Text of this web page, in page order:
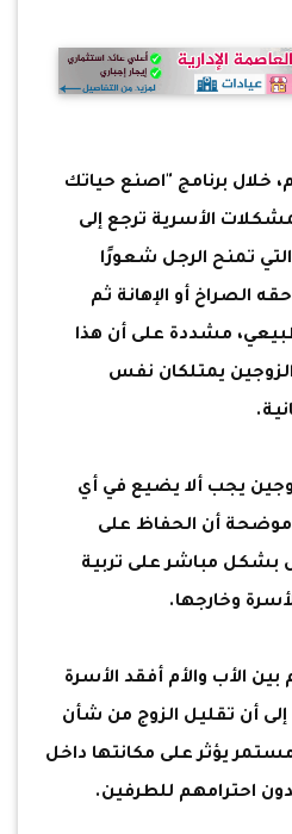
خلال برنامج "اصنع حياتك
الأسرية ترجع إلى
تمنح الرجل شعورًا
الصراخ أو الإهانة ثم
طبيعي، مشددة على أن هذا
يمتلكان نفس
يجب ألا يضيع في أي
موضحة أن الحفاظ على
بشكل مباشر على تربية
وخارجها.
الأب والأم أفقد الأسرة
إلى أن تقليل الزوج من شأن
يؤثر على مكانتها داخل
احترامهم للطرفين.